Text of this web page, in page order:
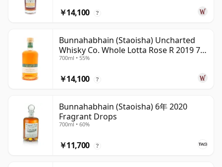
￥14,100 ?
Bunnahabhain (Staoisha) Uncharted
Whisky Co. Whole Lotta Rose R 2019 7
年
700ml • 55%
￥14,100 ?
Bunnahabhain (Staoisha) 6年 2020
Fragrant Drops
700ml • 60%
￥11,700 ?